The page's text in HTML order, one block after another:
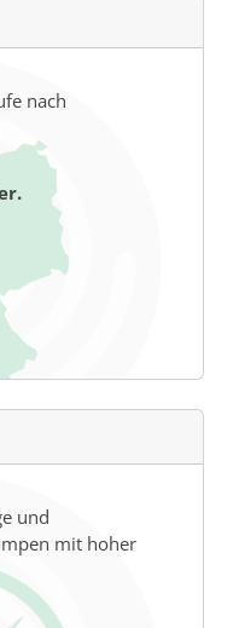
nach
und
mit hoher